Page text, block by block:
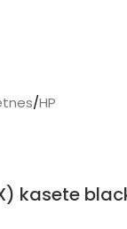
/HP
kasete